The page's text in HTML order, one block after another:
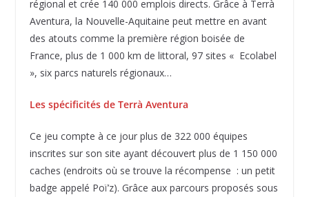
régional et crée 140 000 emplois directs. Grâce à Terrà
Aventura, la Nouvelle-Aquitaine peut mettre en avant
des atouts comme la première région boisée de
France, plus de 1 000 km de littoral, 97 sites « Ecolabel
», six parcs naturels régionaux…
Les spécificités de Terrà Aventura
Ce jeu compte à ce jour plus de 322 000 équipes
inscrites sur son site ayant découvert plus de 1 150 000
caches (endroits où se trouve la récompense : un petit
badge appelé Poï’z). Grâce aux parcours proposés sous